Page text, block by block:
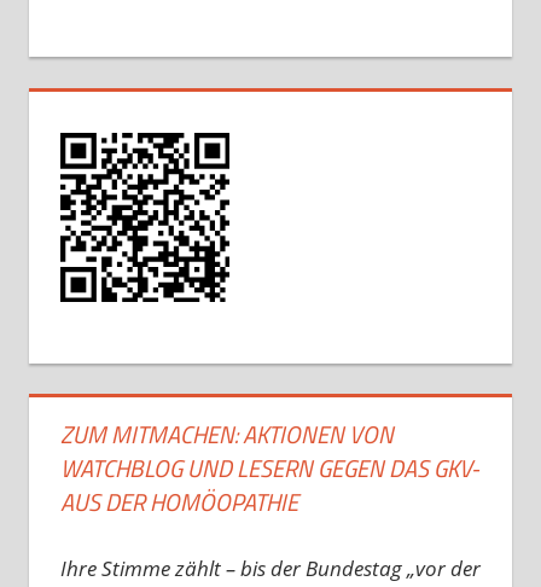
ZUM MITMACHEN: AKTIONEN VON
WATCHBLOG UND LESERN GEGEN DAS GKV-
AUS DER HOMÖOPATHIE
Ihre Stimme zählt – bis der Bundestag „vor der